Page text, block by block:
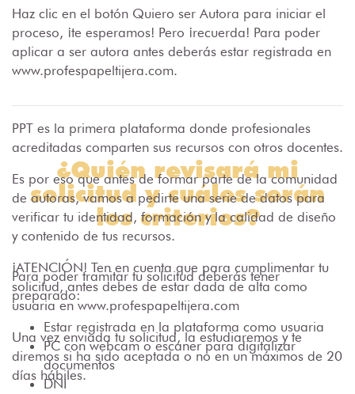
Haz clic en el botón Quiero ser Autora para iniciar el
proceso, ¡te esperamos! Pero ¡recuerda! Para poder
aplicar a ser autora antes deberás estar registrada en
www.profespapeltijera.com.
PPT es la primera plataforma donde profesionales
acreditadas comparten sus recursos con otros docentes.
Es por eso que antes de formar parte de la comunidad
de autoras, vamos a pedirte una serie de datos para
verificar tu identidad, formación y la calidad de diseño
y contenido de tus recursos.
¡ATENCIÓN! Ten en cuenta que para cumplimentar tu
solicitud, antes debes de estar dada de alta como
usuaria en www.profespapeltijera.com
Una vez enviada tu solicitud, la estudiaremos y te
diremos si ha sido aceptada o no en un máximos de 20
días hábiles.
¿Quién revisará mi
solicitud y cuáles serán
los criterios?
Para poder tramitar tu solicitud deberás tener
preparado:
Estar registrada en la plataforma como usuaria
PC con webcam o escaner para digitalizar
documentos
DNI